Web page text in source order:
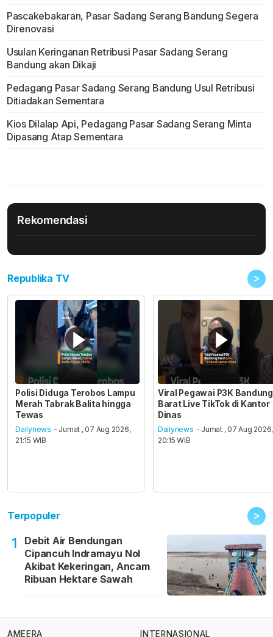
Pascakebakaran, Pasar Sadang Serang Bandung Segera
Direnovasi
Usulan Keringanan Retribusi Pasar Sadang Serang
Bandung akan Dikaji
Pedagang Pasar Sadang Serang Bandung Usul Retribusi
Ditiadakan Sementara
Kios Dilalap Api, Pedagang Pasar Sadang Serang Minta
Dipasang Atap Sementara
Rekomendasi
Republika TV >
Polisi Diduga Terobos Lampu
Merah Tabrak Balita hingga
Tewas
Dailynews - Jumat , 07 Aug 2026,
21:15 WIB
Viral Pegawai P3K Bandung
Barat Live TikTok di Kantor
Dinas
Dailynews - Jumat , 07 Aug 2026,
20:15 WIB
Terpopuler >
1
Debit Air Bendungan
Cipancuh Indramayu Nol
Akibat Kekeringan, Ancam
Ribuan Hektare Sawah
AMEERA INTERNASIONAL